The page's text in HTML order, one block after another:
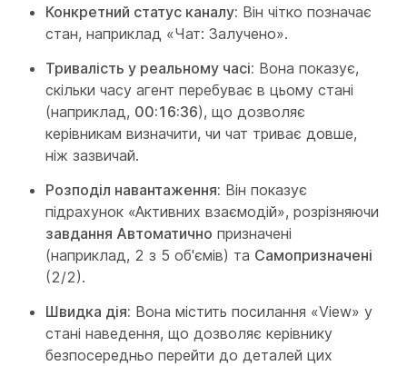
Конкретний статус каналу: Він чітко позначає
стан, наприклад «Чат: Залучено».
Тривалість у реальному часі: Вона показує,
скільки часу агент перебуває в цьому стані
(наприклад, 00:16:36), що дозволяє
керівникам визначити, чи чат триває довше,
ніж зазвичай.
Розподіл навантаження: Він показує
підрахунок «Активних взаємодій», розрізняючи
завдання Автоматично призначені
(наприклад, 2 з 5 об'ємів) та Самопризначені
(2/2).
Швидка дія: Вона містить посилання «View» у
стані наведення, що дозволяє керівнику
безпосередньо перейти до деталей цих